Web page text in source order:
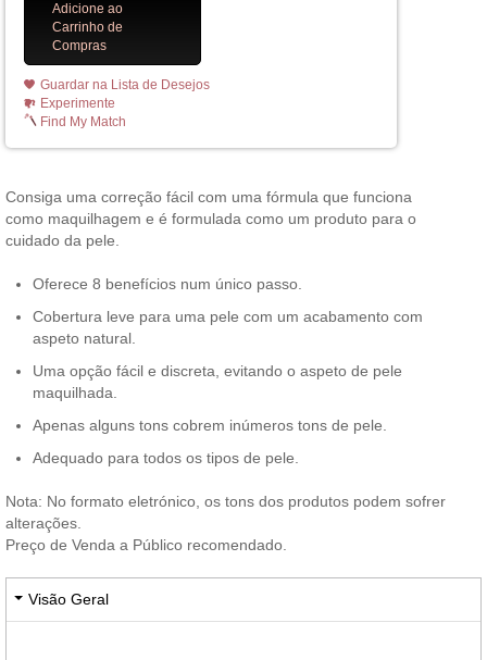
Adicione ao
Carrinho de
Compras
Guardar na Lista de Desejos
Experimente
Find My Match
Consiga uma correção fácil com uma fórmula que funciona
como maquilhagem e é formulada como um produto para o
cuidado da pele.
Oferece 8 benefícios num único passo.
Cobertura leve para uma pele com um acabamento com
aspeto natural.
Uma opção fácil e discreta, evitando o aspeto de pele
maquilhada.
Apenas alguns tons cobrem inúmeros tons de pele.
Adequado para todos os tipos de pele.
Nota: No formato eletrónico, os tons dos produtos podem sofrer
alterações.
Preço de Venda a Público recomendado.
Visão Geral